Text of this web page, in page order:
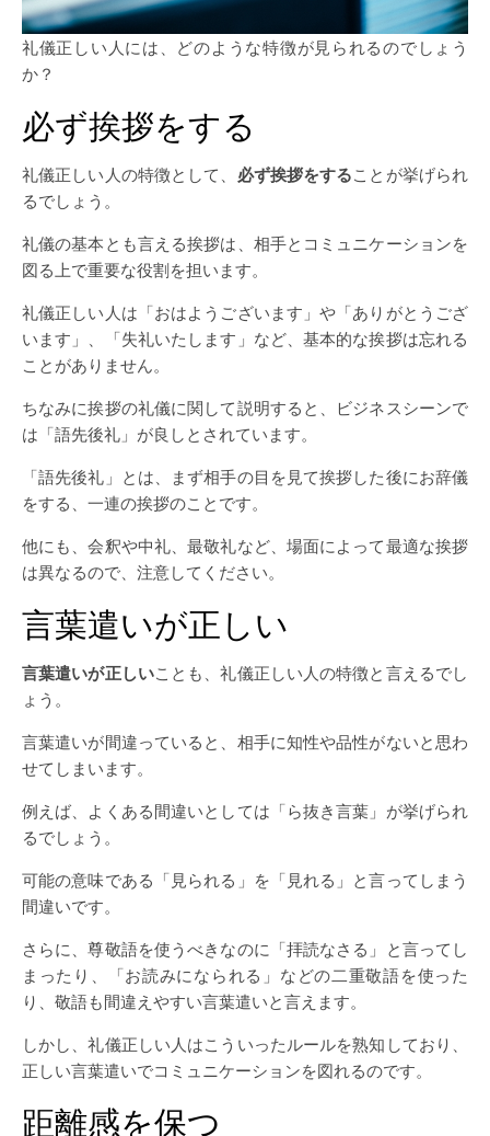
礼儀正しい人には、どのような特徴が見られるのでしょう
か？
必ず挨拶をする
礼儀正しい人の特徴として、 必ず挨拶をすることが挙げられ
るでしょう。
礼儀の基本とも言える挨拶は、相手とコミュニケーションを
図る上で重要な役割を担います。
礼儀正しい人は「おはようございます」や「ありがとうござ
います」、「失礼いたします」など、基本的な挨拶は忘れる
ことがありません。
ちなみに挨拶の礼儀に関して説明すると、ビジネスシーンで
は「語先後礼」が良しとされています。
「語先後礼」とは、まず相手の目を見て挨拶した後にお辞儀
をする、一連の挨拶のことです。
他にも、会釈や中礼、最敬礼など、場面によって最適な挨拶
は異なるので、注意してください。
言葉遣いが正しい
言葉遣いが正しいことも、礼儀正しい人の特徴と言えるでし
ょう。
言葉遣いが間違っていると、相手に知性や品性がないと思わ
せてしまいます。
例えば、よくある間違いとしては「ら抜き言葉」が挙げられ
るでしょう。
可能の意味である「見られる」を「見れる」と言ってしまう
間違いです。
さらに、尊敬語を使うべきなのに「拝読なさる」と言ってし
まったり、「お読みになられる」などの二重敬語を使った
り、敬語も間違えやすい言葉遣いと言えます。
しかし、礼儀正しい人はこういったルールを熟知しており、
正しい言葉遣いでコミュニケーションを図れるのです。
距離感を保つ